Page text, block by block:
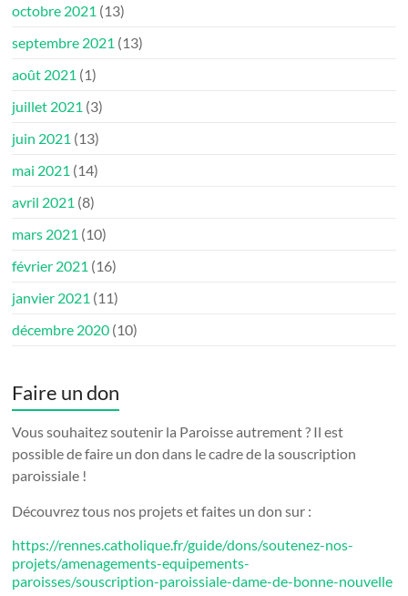
octobre 2021 (13)
septembre 2021 (13)
août 2021 (1)
juillet 2021 (3)
juin 2021 (13)
mai 2021 (14)
avril 2021 (8)
mars 2021 (10)
février 2021 (16)
janvier 2021 (11)
décembre 2020 (10)
Faire un don
Vous souhaitez soutenir la Paroisse autrement ? Il est
possible de faire un don dans le cadre de la souscription
paroissiale !
Découvrez tous nos projets et faites un don sur :
https://rennes.catholique.fr/guide/dons/soutenez-nos-
projets/amenagements-equipements-
paroisses/souscription-paroissiale-dame-de-bonne-nouvelle